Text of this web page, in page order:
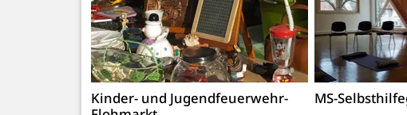
Kinder- und Jugendfeuerwehr-
MS-